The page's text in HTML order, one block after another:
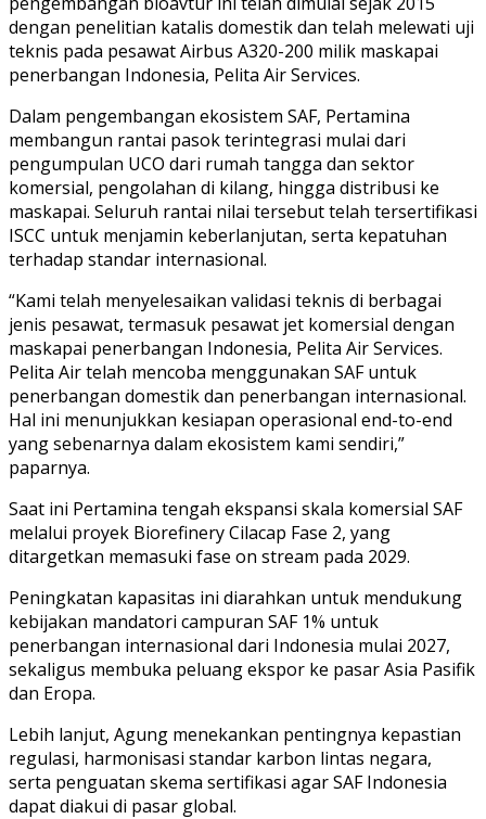
dengan penelitian katalis domestik dan telah melewati uji
teknis pada pesawat Airbus A320-200 milik maskapai
penerbangan Indonesia, Pelita Air Services.
Dalam pengembangan ekosistem SAF, Pertamina
membangun rantai pasok terintegrasi mulai dari
pengumpulan UCO dari rumah tangga dan sektor
komersial, pengolahan di kilang, hingga distribusi ke
maskapai. Seluruh rantai nilai tersebut telah tersertifikasi
ISCC untuk menjamin keberlanjutan, serta kepatuhan
terhadap standar internasional.
“Kami telah menyelesaikan validasi teknis di berbagai
jenis pesawat, termasuk pesawat jet komersial dengan
maskapai penerbangan Indonesia, Pelita Air Services.
Pelita Air telah mencoba menggunakan SAF untuk
penerbangan domestik dan penerbangan internasional.
Hal ini menunjukkan kesiapan operasional end-to-end
yang sebenarnya dalam ekosistem kami sendiri,”
paparnya.
Saat ini Pertamina tengah ekspansi skala komersial SAF
melalui proyek Biorefinery Cilacap Fase 2, yang
ditargetkan memasuki fase on stream pada 2029.
Peningkatan kapasitas ini diarahkan untuk mendukung
kebijakan mandatori campuran SAF 1% untuk
penerbangan internasional dari Indonesia mulai 2027,
sekaligus membuka peluang ekspor ke pasar Asia Pasifik
dan Eropa.
Lebih lanjut, Agung menekankan pentingnya kepastian
regulasi, harmonisasi standar karbon lintas negara,
serta penguatan skema sertifikasi agar SAF Indonesia
dapat diakui di pasar global.